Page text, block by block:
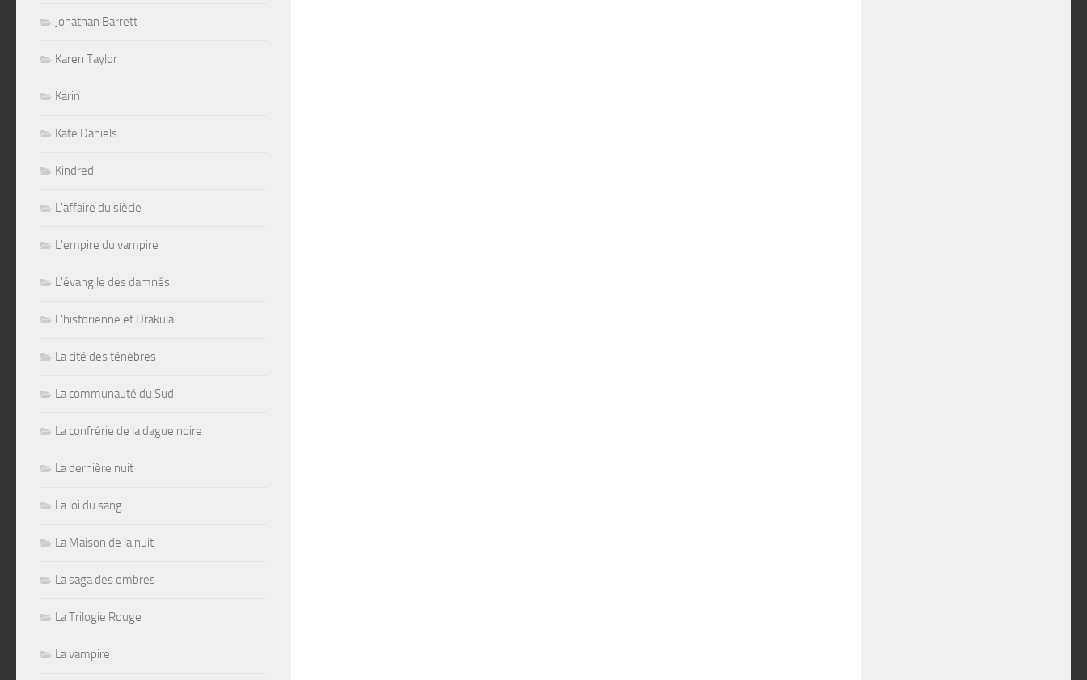
Jonathan Barrett
Karen Taylor
Karin
Kate Daniels
Kindred
L'affaire du siècle
L'empire du vampire
L'évangile des damnés
L'historienne et Drakula
La cité des ténèbres
La communauté du Sud
La confrérie de la dague noire
La dernière nuit
La loi du sang
La Maison de la nuit
La saga des ombres
La Trilogie Rouge
La vampire